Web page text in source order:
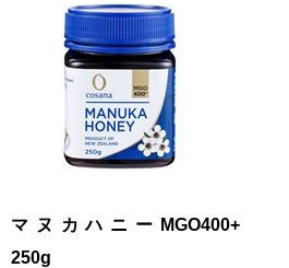
マヌカハニーMGO400+
250g